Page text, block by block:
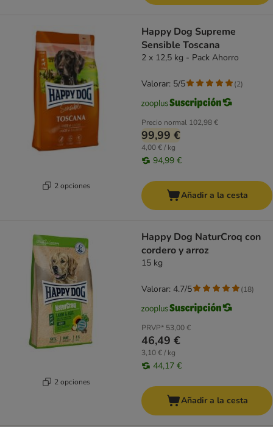
2 opciones
Happy Dog Supreme
Sensible Toscana
2 x 12,5 kg - Pack Ahorro
Precio normal 102,98 €
99,99 €
4,00 € / kg
94,99 €
Valorar: 5/5 (2)
Añadir a la cesta
2 opciones
Happy Dog NaturCroq con
cordero y arroz
15 kg
PRVP* 53,00 €
46,49 €
3,10 € / kg
44,17 €
Valorar: 4.7/5 (18)
Añadir a la cesta